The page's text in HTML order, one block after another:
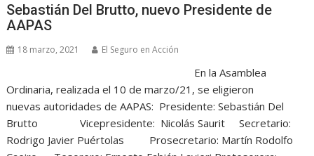
Sebastián Del Brutto, nuevo Presidente de
AAPAS
18 marzo, 2021 El Seguro en Acción
En la Asamblea
Ordinaria, realizada el 10 de marzo/21, se eligieron
nuevas autoridades de AAPAS: Presidente: Sebastián Del
Brutto Vicepresidente: Nicolás Saurit Secretario:
Rodrigo Javier Puértolas Prosecretario: Martín Rodolfo